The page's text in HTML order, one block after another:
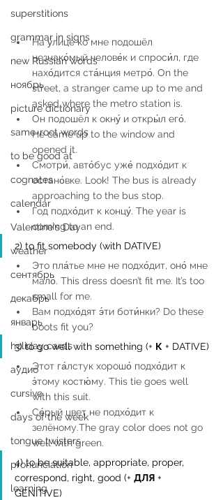
superstitions
grammar in signs
new Russian words
ноябрь
picture dictionary
same-root words
to be good at
cognates
calendar
Valentine's Day
weather
сентябрь
декабрь
январь
holiday cards
аудио
cursive
days of the week
tongue twisters
pronunciation
learning
На у́лице ко мне подошёл
незнако́мый челове́к и спроси́л, где
нахо́дится ста́нция метро́. On the
street, a stranger came up to me and
asked where the metro station is.
Он подошёл к окну́ и откры́л его́.
He came up to the window and
opened it.
Смотри́, авто́бус уже́ подхо́дит к
остано́вке. Look! The bus is already
approaching to the bus stop.
Год подхо́дит к концу́. The year is
coming to an end.
2) to fit somebody (with DATIVE)
Это пла́тье мне не подхо́дит, оно́ мне
мало́. This dress doesn’t fit me. It’s too
small for me.
Вам подхо́дят э́ти боти́нки? Do these
boots fit you?
3) to go well with something (+ К + DATIVE)
Этот га́лстук хорошо́ подхо́дит к
э́тому костю́му. This tie goes well
with this suit.
Се́рый цвет не подхо́дит к
зелёному.The gray color does not go
well with green.
4) to be suitable, appropriate, proper,
correspond, right, good (+ ДЛЯ +
GENITIVE)